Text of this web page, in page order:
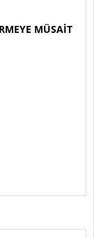
MÜSAİT